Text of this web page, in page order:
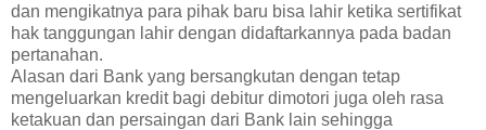
dan mengikatnya para pihak baru bisa lahir ketika sertifikat
hak tanggungan lahir dengan didaftarkannya pada badan
pertanahan.
Alasan dari Bank yang bersangkutan dengan tetap
mengeluarkan kredit bagi debitur dimotori juga oleh rasa
ketakuan dan persaingan dari Bank lain sehingga